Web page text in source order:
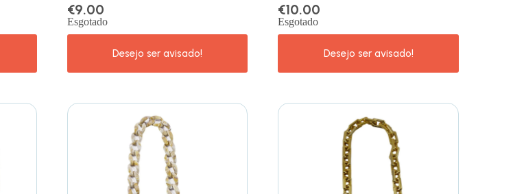
€9.00
Esgotado
€10.00
Esgotado